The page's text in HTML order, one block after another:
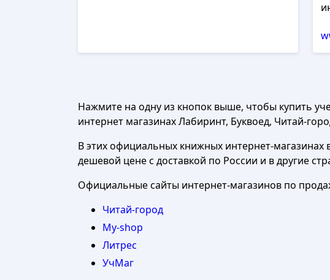
Нажмите на одну из кнопок выше, чтобы купить
интернет магазинах Лабиринт, Буквоед, Читай-
В этих официальных книжных интернет-
дешевой цене с доставкой по России и в другие
Официальные сайты интернет-магазинов по
Читай-город
My-shop
Литрес
УчМаг